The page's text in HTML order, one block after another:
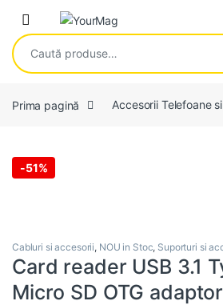
Skip to navigation
Skip to content
Open
Caută după:
Prima pagină Accesorii Telefoane
-51%
Cabluri si accesorii, NOU in Stoc, Suporturi si
Card reader USB 3.1
Micro SD OTG adaptor